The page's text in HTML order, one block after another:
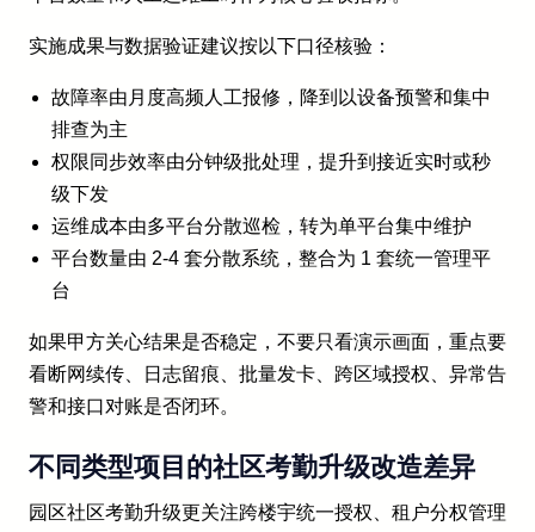
实施成果与数据验证建议按以下口径核验：
故障率由月度高频人工报修，降到以设备预警和集中
排查为主
权限同步效率由分钟级批处理，提升到接近实时或秒
级下发
运维成本由多平台分散巡检，转为单平台集中维护
平台数量由 2-4 套分散系统，整合为 1 套统一管理平
台
如果甲方关心结果是否稳定，不要只看演示画面，重点要
看断网续传、日志留痕、批量发卡、跨区域授权、异常告
警和接口对账是否闭环。
不同类型项目的社区考勤升级改造差异
园区社区考勤升级更关注跨楼宇统一授权、租户分权管理